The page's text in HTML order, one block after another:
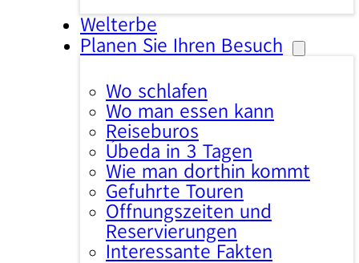
Welterbe
Planen Sie Ihren Besuch
Wo schlafen
Wo man essen kann
Reisebüros
Úbeda in 3 Tagen
Wie man dorthin kommt
Geführte Touren
Öffnungszeiten und
Reservierungen
Interessante Fakten